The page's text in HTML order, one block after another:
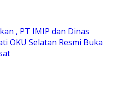
, PT IMIP dan Dinas
OKU Selatan Resmi Buka